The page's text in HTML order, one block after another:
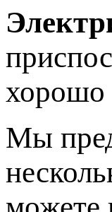
хорошо
Мы